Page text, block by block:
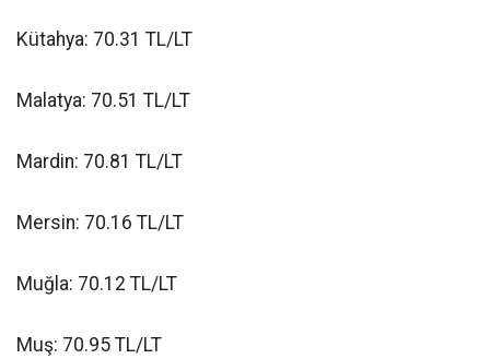
Kütahya: 70.31 TL/LT
Malatya: 70.51 TL/LT
Mardin: 70.81 TL/LT
Mersin: 70.16 TL/LT
Muğla: 70.12 TL/LT
Muş: 70.95 TL/LT